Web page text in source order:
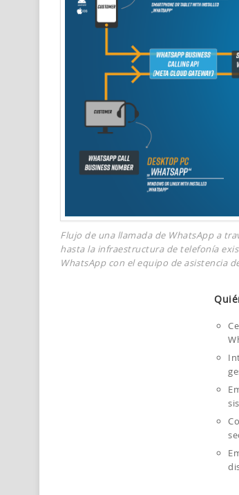
Flujo de una llamada de WhatsApp a
hasta la infraestructura de telefonía
WhatsApp con el equipo de asistencia